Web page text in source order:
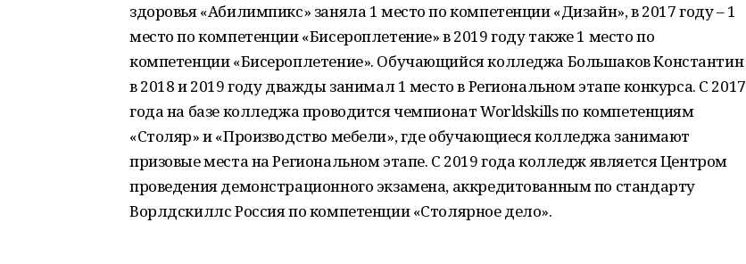
здоровья «Абилимпикс» заняла 1 место по компетенции «Дизайн», в 2017 году – 1
место по компетенции «Бисероплетение» в 2019 году также 1 место по
компетенции «Бисероплетение». Обучающийся колледжа Большаков Константин
в 2018 и 2019 году дважды занимал 1 место в Региональном этапе конкурса. С 2017
года на базе колледжа проводится чемпионат Worldskills по компетенциям
«Столяр» и «Производство мебели», где обучающиеся колледжа занимают
призовые места на Региональном этапе. С 2019 года колледж является Центром
проведения демонстрационного экзамена, аккредитованным по стандарту
Ворлдскиллс Россия по компетенции «Столярное дело».